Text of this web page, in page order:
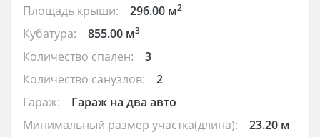
Площадь крыши:
296.00 м2
Кубатура: 855.00 м3
Количество спален:
3
Количество санузлов:
2
Гараж:
Гараж на два авто
Минимальный размер участка(длина):
23.20 м